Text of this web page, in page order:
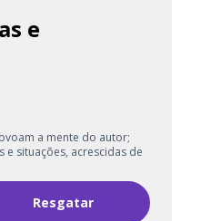
e
a mente do autor;
situações, acrescidas de
Resgatar